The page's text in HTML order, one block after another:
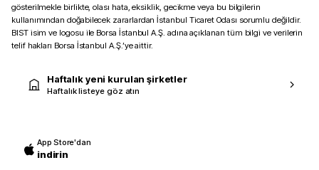
gösterilmekle birlikte, olası hata, eksiklik, gecikme veya bu bilgilerin
kullanımından doğabilecek zararlardan İstanbul Ticaret Odası sorumlu değildir.
BIST isim ve logosu ile Borsa İstanbul A.Ş. adına açıklanan tüm bilgi ve verilerin
telif hakları Borsa İstanbul A.Ş.’ye aittir.
Haftalık yeni kurulan şirketler
Haftalık listeye göz atın
App Store'dan
indirin